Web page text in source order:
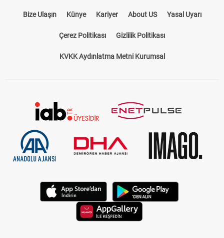
Bize Ulaşın Künye Kariyer About US Yasal Uyarı
Çerez Politikası Gizlilik Politikası
KVKK Aydınlatma Metni Kurumsal